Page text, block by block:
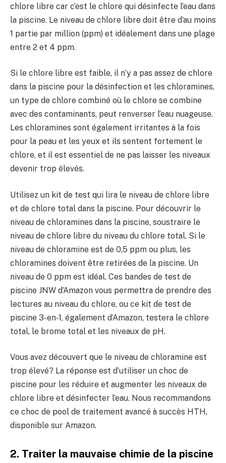
chlore libre car c’est le chlore qui désinfecte l’eau dans
la piscine. Le niveau de chlore libre doit être d’au moins
1 partie par million (ppm) et idéalement dans une plage
entre 2 et 4 ppm.
Si le chlore libre est faible, il n’y a pas assez de chlore
dans la piscine pour la désinfection et les chloramines,
un type de chlore combiné où le chlore se combine
avec des contaminants, peut renverser l’eau nuageuse.
Les chloramines sont également irritantes à la fois
pour la peau et les yeux et ils sentent fortement le
chlore, et il est essentiel de ne pas laisser les niveaux
devenir trop élevés.
Utilisez un kit de test qui lira le niveau de chlore libre
et de chlore total dans la piscine. Pour découvrir le
niveau de chloramines dans la piscine, soustraire le
niveau de chlore libre du niveau du chlore total. Si le
niveau de chloramine est de 0,5 ppm ou plus, les
chloramines doivent être retirées de la piscine. Un
niveau de 0 ppm est idéal. Ces bandes de test de
piscine JNW d’Amazon vous permettra de prendre des
lectures au niveau du chlore, ou ce kit de test de
piscine 3-en-1, également d’Amazon, testera le chlore
total, le brome total et les niveaux de pH.
Vous avez découvert que le niveau de chloramine est
trop élevé? La réponse est d’utiliser un choc de
piscine pour les réduire et augmenter les niveaux de
chlore libre et désinfecter l’eau. Nous recommandons
ce choc de pool de traitement avancé à succès HTH,
disponible sur Amazon.
2. Traiter la mauvaise chimie de la piscine